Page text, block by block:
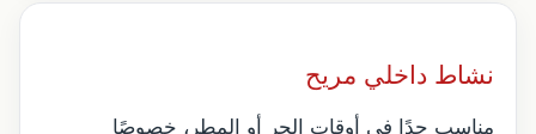
نشاط داخلي مريح
مناسب جدًا في أوقات الحر أو المطر، خصوصًا